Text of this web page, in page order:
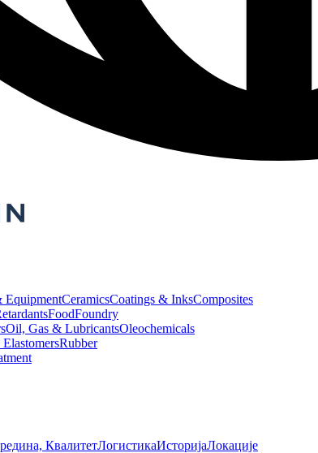
EquipmentCeramicsCoatings & InksComposites
FoodFoundry
Oil, Gas & LubricantsOleochemicals
Rubber
КвалитетЛогистикаИсторијаЛокације